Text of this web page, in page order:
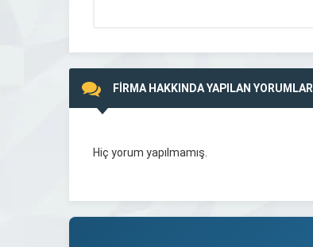
FİRMA HAKKINDA YAPILAN YORUMLAR
Hiç yorum yapılmamış.